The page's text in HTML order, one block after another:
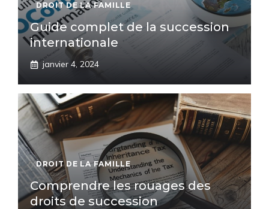
DROIT DE LA FAMILLE
Guide complet de la succession
internationale
janvier 4, 2024
DROIT DE LA FAMILLE
Comprendre les rouages des
droits de succession